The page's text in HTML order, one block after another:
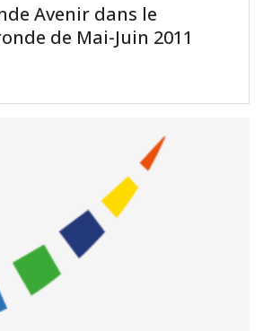
Avenir dans le
de Mai-Juin 2011